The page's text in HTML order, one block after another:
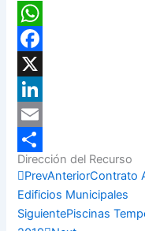
WhatsApp
Facebook
X
LinkedIn
Email
Compartir
Dirección del Recurso
PrevAnteriorContrato
Edificios Municipales
SiguientePiscinas